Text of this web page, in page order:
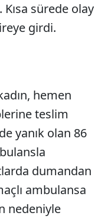
sürede olay
girdi.
Sesi Aç
hemen
teslim
yanık olan 86
dumandan
ambulansa
nedeniyle